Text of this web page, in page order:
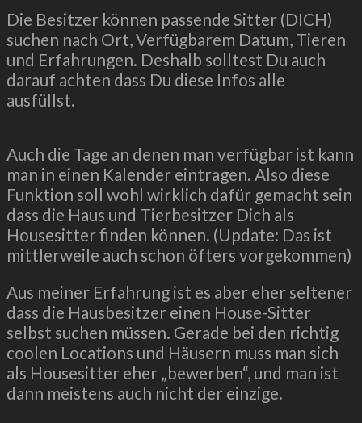
Die Besitzer können passende Sitter (DICH)
suchen nach Ort, Verfügbarem Datum, Tieren
und Erfahrungen. Deshalb solltest Du auch
darauf achten dass Du diese Infos alle
ausfüllst.
Auch die Tage an denen man verfügbar ist kann
man in einen Kalender eintragen. Also diese
Funktion soll wohl wirklich dafür gemacht sein
dass die Haus und Tierbesitzer Dich als
Housesitter finden können. (Update: Das ist
mittlerweile auch schon öfters vorgekommen)
Aus meiner Erfahrung ist es aber eher seltener
dass die Hausbesitzer einen House-Sitter
selbst suchen müssen. Gerade bei den richtig
coolen Locations und Häusern muss man sich
als Housesitter eher „bewerben“, und man ist
dann meistens auch nicht der einzige.